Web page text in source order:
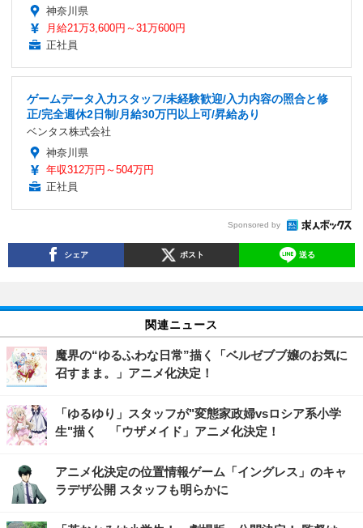
神奈川県
月給21万3,600円～31万600円
正社員
ゲームデータ入力スタッフ/未経験歓迎/入力内容の照合と修
正/完全週休2日制/月給30万円以上可/昇給あり
ベンタス株式会社
神奈川県
年収312万円～504万円
正社員
Sponsored by
シェア ポスト 送る
関連ニュース
魔界の“ゆるふわな日常”描く「ベルゼブブ嬢のお気に
召すまま。」アニメ化決定！
「ゆるゆり」スタッフが"変態家政婦vsロシア系小学
生"描く 「ウザメイド」アニメ化決定！
アニメ化決定の位置情報ゲーム「イングレス」のキャ
ラデザ公開 スタッフも明らかに